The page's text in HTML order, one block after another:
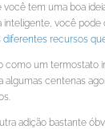
você tem uma boa
inteligente, você pode
diferentes recursos
como um termostato
algumas centenas
adição bastante